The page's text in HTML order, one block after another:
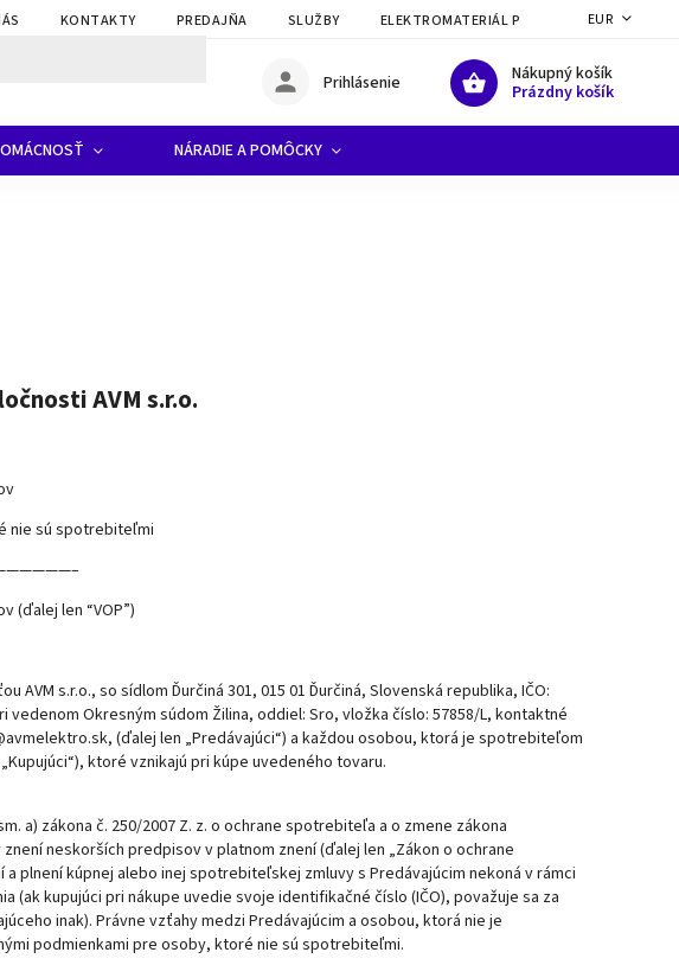
KONTAKTY PREDAJŇA SLUŽBY ELEKTROMATERIÁL PRE ELEKTRIKÁROV A
EUR
Nákupný košík
Prázdny košík
Prihlásenie
NÁRADIE A POMÔCKY
AVM s.r.o.
nie sú spotrebiteľmi
(ďalej len “VOP”)
s.r.o., so sídlom Ďurčiná 301, 015 01 Ďurčiná, Slovenská republika, IČO:
vedenom Okresným súdom Žilina, oddiel: Sro, vložka číslo: 57858/L, kontaktné
(ďalej len „Predávajúci“) a každou osobou, ktorá je spotrebiteľom
ktoré vznikajú pri kúpe uvedeného tovaru.
a) zákona č. 250/2007 Z. z. o ochrane spotrebiteľa a o zmene zákona
neskorších predpisov v platnom znení (ďalej len „Zákon o ochrane
plnení kúpnej alebo inej spotrebiteľskej zmluvy s Predávajúcim nekoná v rámci
kupujúci pri nákupe uvedie svoje identifikačné číslo (IČO), považuje sa za
inak). Právne vzťahy medzi Predávajúcim a osobou, ktorá nie je
podmienkami pre osoby, ktoré nie sú spotrebiteľmi.